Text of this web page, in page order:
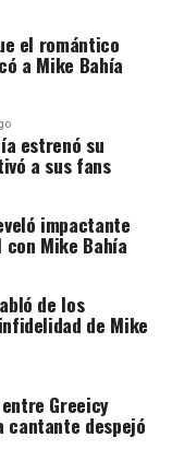
el romántico
a Mike Bahía
estrenó su
a sus fans
impactante
Mike Bahía
de los
de Mike
Greeicy
cantante despejó